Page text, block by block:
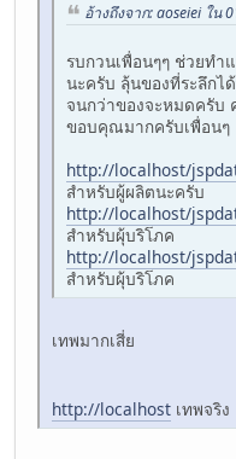
อ้างถึงจาก: aoseiei ใน
รบกวนเพื่อนๆๆ ช่วยท
นะครับ ลุ้นของที่ระลึก
จนกว่าของจะหมดครับ
ขอบคุณมากครับเพื่อนๆ
http://localhost/
สำหรับผู้ผลิตนะครับ
http://localhost/
สำหรับผุ้บริโภค
http://localhost/
สำหรับผุ้บริโภค
เทพมากเสี่ย
http://localhost เทพจริง